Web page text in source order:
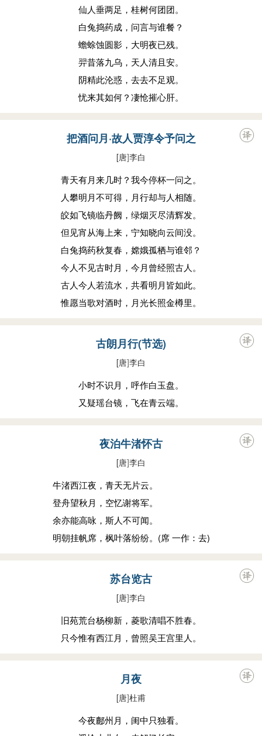
谁能春独愁，对此径须饮。
穷通与修短，造化夙所禀。
一樽齐死生，万事固难审。
醉後失天地，兀然就孤枕。
不知有吾身，此乐最为甚。
穷愁千万端，美酒三百杯。
辞粟卧首阳，屡空饥颜回。
当代不乐饮，虚名安用哉。
蟹螯即金液，糟丘是蓬莱。
且须饮美酒，乘月醉高台。
仙人垂两足，桂树何团团。
白兔捣药成，问言与谁餐？
蟾蜍蚀圆影，大明夜已残。
羿昔落九乌，天人清且安。
阴精此沦惑，去去不足观。
忧来其如何？凄怆摧心肝。
把酒问月·故人贾淳令予问之
[唐]李白
青天有月来几时？我今停杯一问之。
人攀明月不可得，月行却与人相随。
皎如飞镜临丹阙，绿烟灭尽清辉发。
但见宵从海上来，宁知晓向云间没。
白兔捣药秋复春，嫦娥孤栖与谁邻？
今人不见古时月，今月曾经照古人。
古人今人若流水，共看明月皆如此。
惟愿当歌对酒时，月光长照金樽里。
古朗月行(节选)
[唐]李白
小时不识月，呼作白玉盘。
又疑瑶台镜，飞在青云端。
夜泊牛渚怀古
[唐]李白
牛渚西江夜，青天无片云。
登舟望秋月，空忆谢将军。
余亦能高咏，斯人不可闻。
明朝挂帆席，枫叶落纷纷。(席 一作：去)
苏台览古
[唐]李白
旧苑荒台杨柳新，菱歌清唱不胜春。
只今惟有西江月，曾照吴王宫里人。
月夜
[唐]杜甫
今夜鄜州月，闺中只独看。